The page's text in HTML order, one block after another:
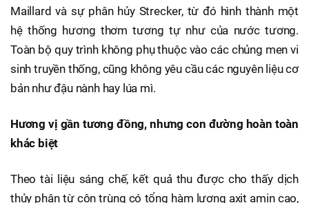
Maillard và sự phân hủy Strecker, từ đó hình thành một
hệ thống hương thơm tương tự như của nước tương.
Toàn bộ quy trình không phụ thuộc vào các chủng men vi
sinh truyền thống, cũng không yêu cầu các nguyên liệu cơ
bản như đậu nành hay lúa mì.
Hương vị gần tương đồng, nhưng con đường hoàn toàn
khác biệt
Theo tài liệu sáng chế, kết quả thu được cho thấy dịch
thủy phân từ côn trùng có tổng hàm lượng axit amin cao,